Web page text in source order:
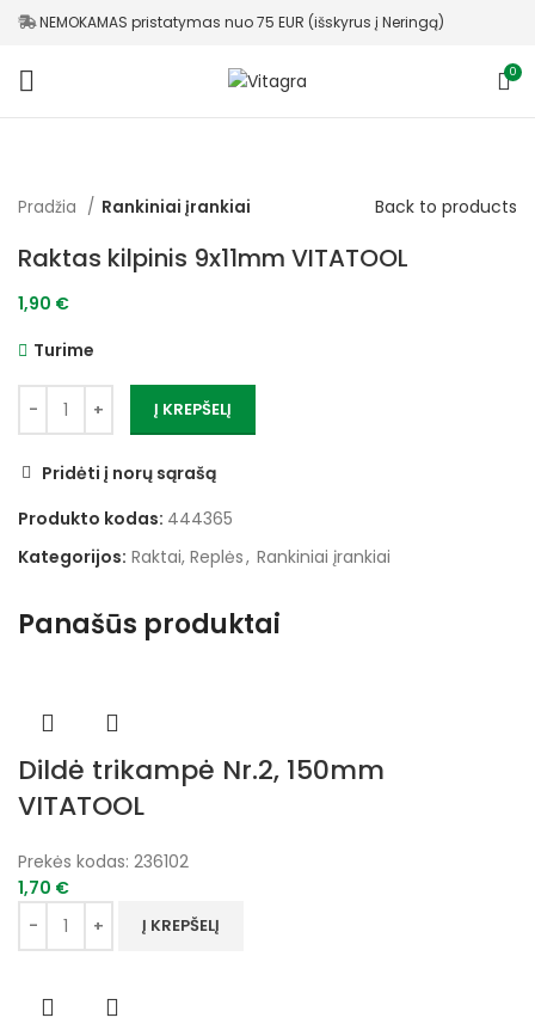
NEMOKAMAS pristatymas nuo 75 EUR (išskyrus į Neringą)
0
Pradžia Rankiniai įrankiai Back to products
Raktas kilpinis 9x11mm VITATOOL
1,90 €
Turime
Į KREPŠELĮ
Pridėti į norų sąrašą
Produkto kodas: 444365
Kategorijos: Raktai, Replės, Rankiniai įrankiai
Panašūs produktai
Dildė trikampė Nr.2, 150mm
VITATOOL
Prekės kodas: 236102
1,70 €
Į KREPŠELĮ